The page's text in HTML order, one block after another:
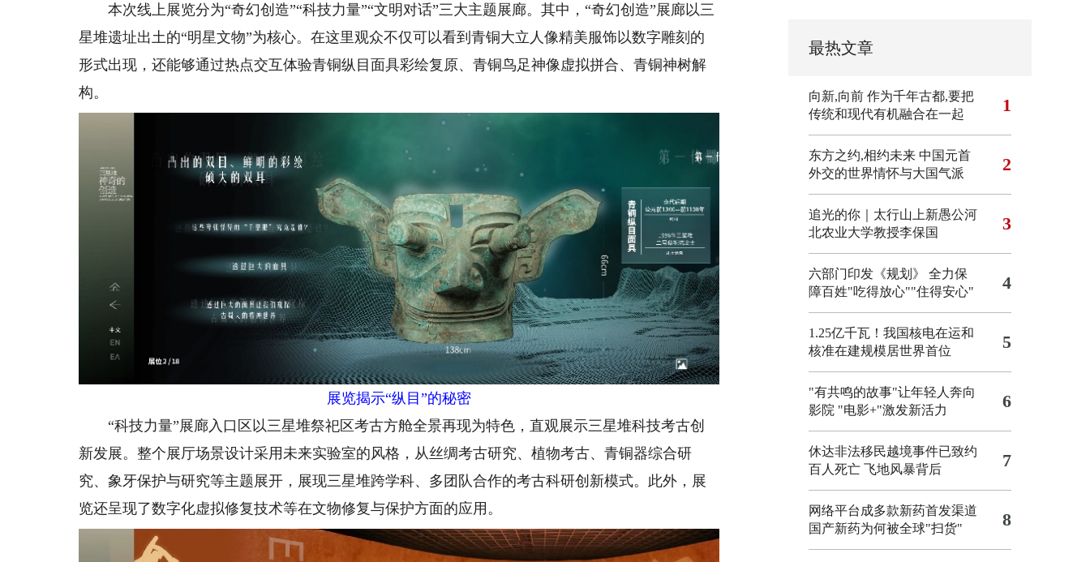
本次线上展览分为“奇幻创造”“科技力量”“文明对话”三大主题展廊。其中，“奇幻创造”展廊以三
星堆遗址出土的“明星文物”为核心。在这里观众不仅可以看到青铜大立人像精美服饰以数字雕刻的
形式出现，还能够通过热点交互体验青铜纵目面具彩绘复原、青铜鸟足神像虚拟拼合、青铜神树解
构。
展览揭示“纵目”的秘密
“科技力量”展廊入口区以三星堆祭祀区考古方舱全景再现为特色，直观展示三星堆科技考古创
新发展。整个展厅场景设计采用未来实验室的风格，从丝绸考古研究、植物考古、青铜器综合研
究、象牙保护与研究等主题展开，展现三星堆跨学科、多团队合作的考古科研创新模式。此外，展
览还呈现了数字化虚拟修复技术等在文物修复与保护方面的应用。
最热文章
向新,向前 作为千年古都,要把
传统和现代有机融合在一起
1
东方之约,相约未来 中国元首
外交的世界情怀与大国气派
2
追光的你｜太行山上新愚公河
北农业大学教授李保国
3
六部门印发《规划》 全力保
障百姓"吃得放心""住得安心"
4
1.25亿千瓦！我国核电在运和
核准在建规模居世界首位
5
"有共鸣的故事"让年轻人奔向
影院 "电影+"激发新活力 6
休达非法移民越境事件已致约
百人死亡 飞地风暴背后 7
网络平台成多款新药首发渠道
国产新药为何被全球"扫货"
8